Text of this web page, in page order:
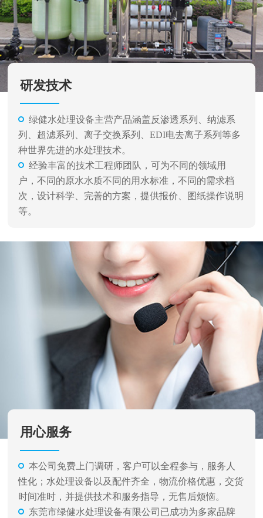
研发技术
绿健水处理设备主营产品涵盖反渗透系列、纳滤系
列、超滤系列、离子交换系列、EDI电去离子系列等多
种世界先进的水处理技术。
经验丰富的技术工程师团队，可为不同的领域用
户，不同的原水水质不同的用水标准，不同的需求档
次，设计科学、完善的方案，提供报价、图纸操作说明
等。
用心服务
本公司免费上门调研，客户可以全程参与，服务人
性化；水处理设备以及配件齐全，物流价格优惠，交货
时间准时，并提供技术和服务指导，无售后烦恼。
东莞市绿健水处理设备有限公司已成功为多家品牌